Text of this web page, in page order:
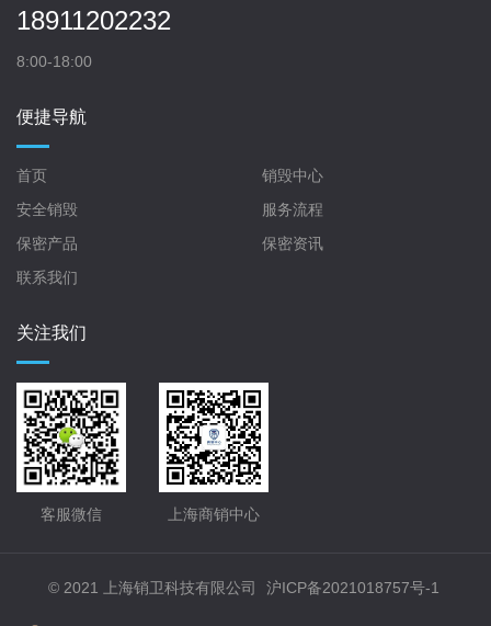
18911202232
8:00-18:00
便捷导航
首页
销毁中心
安全销毁
服务流程
保密产品
保密资讯
联系我们
关注我们
客服微信 上海商销中心
© 2021 上海销卫科技有限公司 沪ICP备2021018757号-1